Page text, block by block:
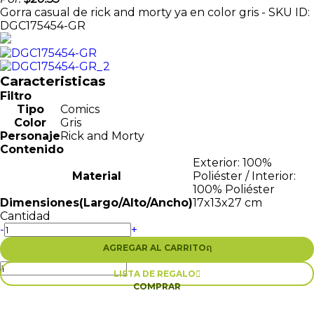
Gorra casual de rick and morty ya en color gris - SKU ID:
DGC175454-GR
Caracteristicas
Filtro
Tipo
Comics
Color
Gris
PersonajeRick and Morty
Contenido
Material
Exterior: 100%
Poliéster / Interior:
100% Poliéster
Dimensiones(Largo/Alto/Ancho)17x13x27 cm
Cantidad
-
+
AGREGAR AL CARRITOຐ
COMPRAR
LISTA DE REGALO